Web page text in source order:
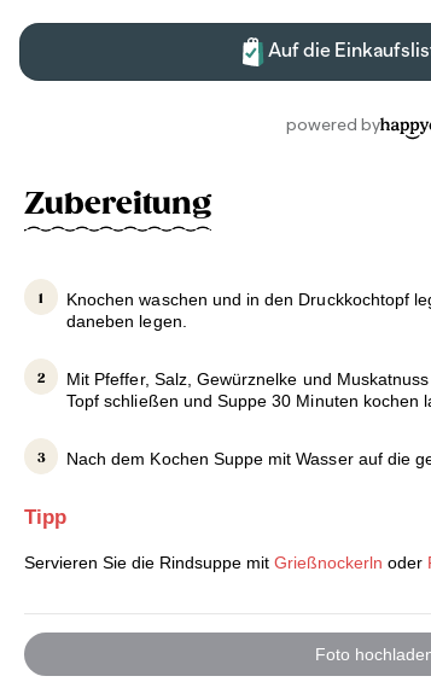
Zubereitung
Knochen waschen und in den Druckkochtopf
daneben legen.
Mit Pfeffer, Salz, Gewürznelke und
Topf schließen und Suppe 30 Minuten kochen
Nach dem Kochen Suppe mit Wasser auf die
Tipp
Servieren Sie die Rindsuppe mit Grießnockerln oder
Foto